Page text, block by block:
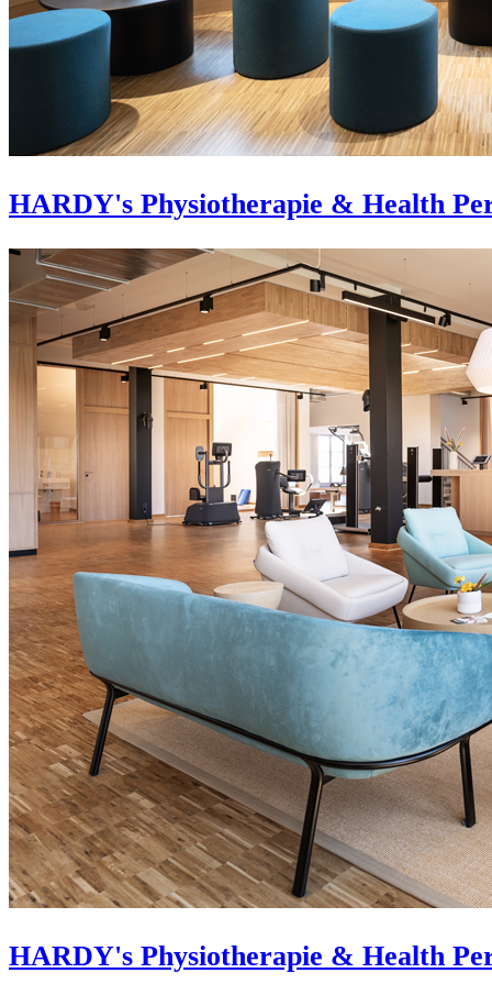
HARDY's Physiotherapie & Health
HARDY's Physiotherapie & Health